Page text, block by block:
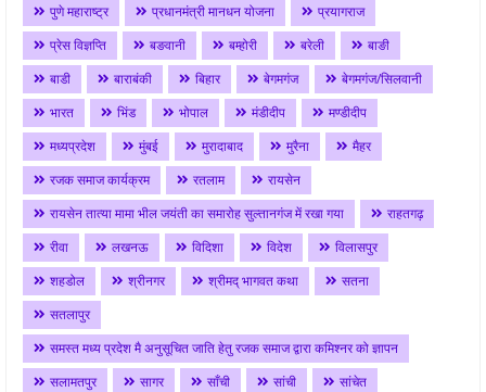
पुणे महाराष्ट्र
प्रधानमंत्री मानधन योजना
प्रयागराज
प्रेस विज्ञप्ति
बङवानी बम्होरी बरेली
बाङी
बाडी
बाराबंकी बिहार बेगमगंज
बेगमगंज/सिलवानी
भारत
भिंड भोपाल मंडीदीप
मण्डीदीप
मध्यप्रदेश
मुंबई मुरादाबाद मुरैना
मैहर
रजक समाज कार्यक्रम
रतलाम
रायसेन
रायसेन तात्या मामा भील जयंती का समारोह सुल्तानगंज में रखा गया
राहतगढ़
रीवा
लखनऊ विदिशा विदेश
विलासपुर
शहडोल
श्रीनगर श्रीमद् भागवत कथा
सतना
सतलापुर
समस्त मध्य प्रदेश मै अनुसूचित जाति हेतु रजक समाज द्वारा कमिश्नर को ज्ञापन
सलामतपुर
सागर साँची सांची
सांचेत